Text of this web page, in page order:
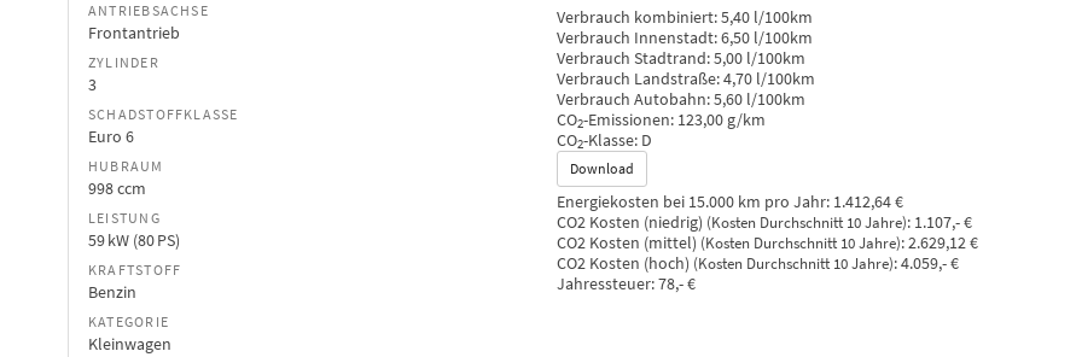
ANTRIEBSACHSE
Frontantrieb
ZYLINDER
3
SCHADSTOFFKLASSE
Euro 6
HUBRAUM
998 ccm
LEISTUNG
59 kW (80 PS)
KRAFTSTOFF
Benzin
KATEGORIE
Kleinwagen
Verbrauch kombiniert:5,40 l/100km
Verbrauch Innenstadt:6,50 l/100km
Verbrauch Stadtrand:5,00 l/100km
Verbrauch Landstraße:4,70 l/100km
Verbrauch Autobahn:5,60 l/100km
CO2-Emissionen: 123,00 g/km
CO2-Klasse: D
Download
Energiekosten bei 15.000 km pro Jahr: 1.412,64 €
CO2 Kosten (niedrig) (Kosten Durchschnitt 10 Jahre): 1.107,- €
CO2 Kosten (mittel) (Kosten Durchschnitt 10 Jahre):2.629,12 €
CO2 Kosten (hoch) (Kosten Durchschnitt 10 Jahre):4.059,- €
Jahressteuer:78,- €